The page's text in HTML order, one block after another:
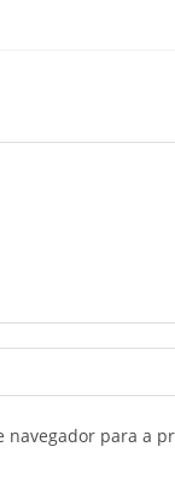
navegador para a